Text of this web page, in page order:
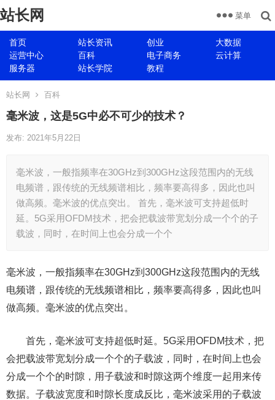
站长网
首页 站长资讯 创业
大数据
运营中心
百科 电子商务
云计算
服务器
站长学院 教程
菜单
站长网 百科
毫米波，这是5G中必不可少的技术？
发布: 2021年5月22日
毫米波，一般指频率在30GHz到300GHz这段范围内的无线
电频谱，跟传统的无线频谱相比，频率要高得多，因此也叫
做高频。毫米波的优点突出。 首先，毫米波可支持超低时
延。5G采用OFDM技术，把会把载波带宽划分成一个个的子
载波，同时，在时间上也会分成一个个
毫米波，一般指频率在30GHz到300GHz这段范围内的无线
电频谱，跟传统的无线频谱相比，频率要高得多，因此也叫
做高频。毫米波的优点突出。
首先，毫米波可支持超低时延。5G采用OFDM技术，把
会把载波带宽划分成一个个的子载波，同时，在时间上也会
分成一个个的时隙，用子载波和时隙这两个维度一起用来传
数据。子载波宽度和时隙长度成反比，毫米波采用的子载波